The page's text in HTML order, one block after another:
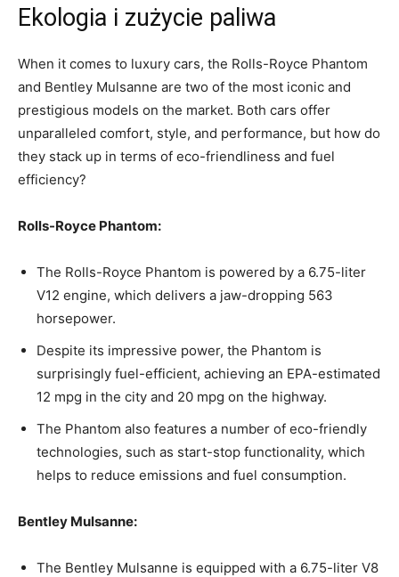
Ekologia i zużycie paliwa
When it ⁣comes to luxury cars, the Rolls-Royce Phantom
and Bentley Mulsanne are ‌two of the most iconic and
‌prestigious models on the market. Both cars offer
unparalleled comfort, style, and performance, but how do
they stack up in terms of eco-friendliness and fuel
efficiency?
Rolls-Royce Phantom:
The Rolls-Royce Phantom is powered by a 6.75-liter
V12 engine, which delivers a jaw-dropping 563
horsepower.
Despite its impressive power, the Phantom is
surprisingly fuel-efficient, achieving an EPA-estimated
12⁣ mpg in ⁣the‌ city and 20⁢ mpg on the highway.
The⁣ Phantom also features a number ⁤of eco-friendly
technologies, such as‍ start-stop functionality, which
helps to reduce emissions and fuel consumption.
Bentley Mulsanne:
The Bentley Mulsanne is equipped with a⁣ 6.75-liter V8